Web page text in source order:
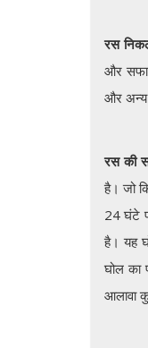
रस
और
और अन्य
रस की
है। जो
24 घंटे
है। यह
घोल का
आलावा